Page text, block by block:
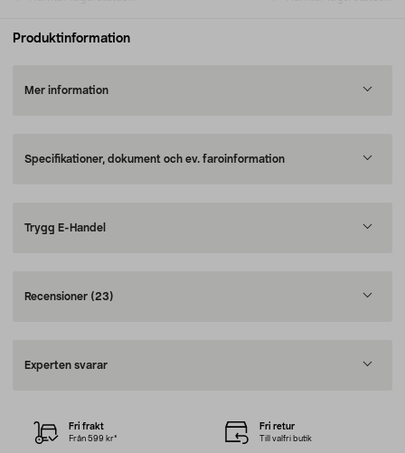
Produktinformation
Mer information
Specifikationer, dokument och ev. faroinformation
Trygg E-Handel
Recensioner (23)
Experten svarar
Fri frakt
Från 599 kr*
Fri retur
Till valfri butik